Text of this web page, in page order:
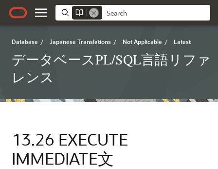
Database / Japanese Translations / Not Applicable / Latest
データベースPL/SQL言語リファ
レンス
13.26 EXECUTE
IMMEDIATE文